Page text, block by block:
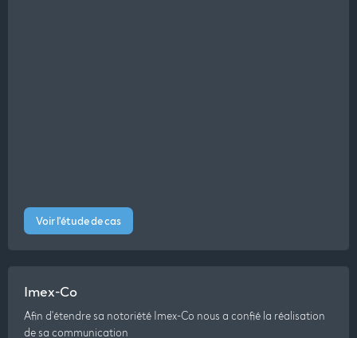
Voir l'étude de cas
Imex-Co
Afin d'étendre sa notoriété Imex-Co nous a confié la réalisation
de sa communication